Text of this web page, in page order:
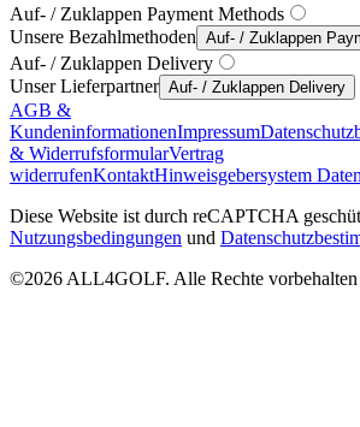
Auf- / Zuklappen Payment Methods
Unsere Bezahlmethoden Auf- / Zuklappen
Auf- / Zuklappen Delivery
Unser Lieferpartner Auf- / Zuklappen Delivery
AGB &
KundeninformationenImpressum
& WiderrufsformularVertrag
widerrufenKontaktHinweisgebersystem
Diese Website ist durch reCAPTCHA
Nutzungsbedingungen und
©2026 ALL4GOLF. Alle Rechte vorbehalten